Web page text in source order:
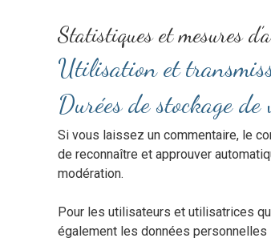
Statistiques et mesures
Utilisation et
Durées de stockage de
Si vous laissez un commentaire, le
de reconnaître et approuver
modération.
Pour les utilisateurs et utilisatrices
également les données